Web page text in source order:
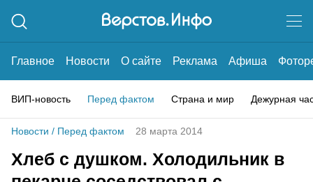
Главное Новости О сайте Реклама Афиша
ВИП-новость Перед фактом Страна и мир Дежурная
Новости / Перед фактом 28 марта 2014
Хлеб с душком. Холодильник в